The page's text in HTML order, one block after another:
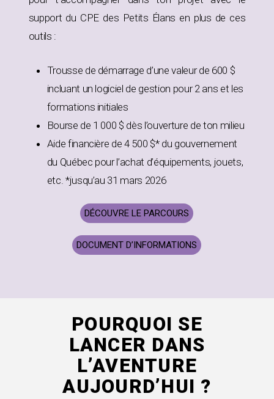
support du CPE des Petits Élans en plus de ces
outils :
Trousse de démarrage d’une valeur de 600 $
incluant un logiciel de gestion pour 2 ans et les
formations initiales
Bourse de 1 000 $ dès l’ouverture de ton milieu
Aide financière de 4 500 $* du gouvernement
du Québec pour l’achat d’équipements, jouets,
etc. *jusqu’au 31 mars 2026
DÉCOUVRE LE PARCOURS
DOCUMENT D’INFORMATIONS
POURQUOI SE
LANCER DANS
L’AVENTURE
AUJOURD’HUI ?